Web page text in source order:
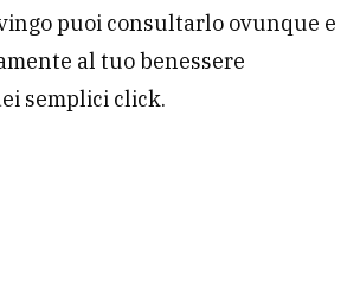
puoi consultarlo ovunque e
al tuo benessere
semplici click.